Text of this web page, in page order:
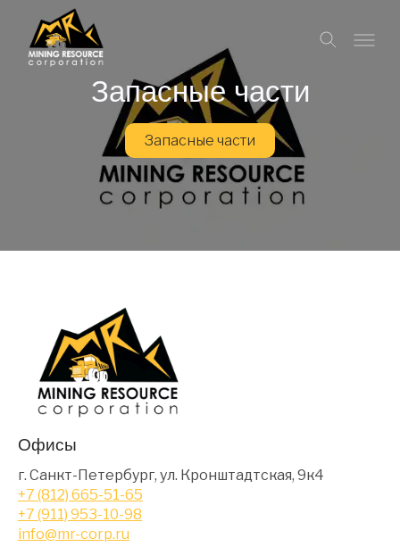
Запасные части
Запасные части
Офисы
г. Санкт-Петербург, ул. Кронштадтская, 9к4
+7 (812) 665-51-65
+7 (911) 953-10-98
info@mr-corp.ru